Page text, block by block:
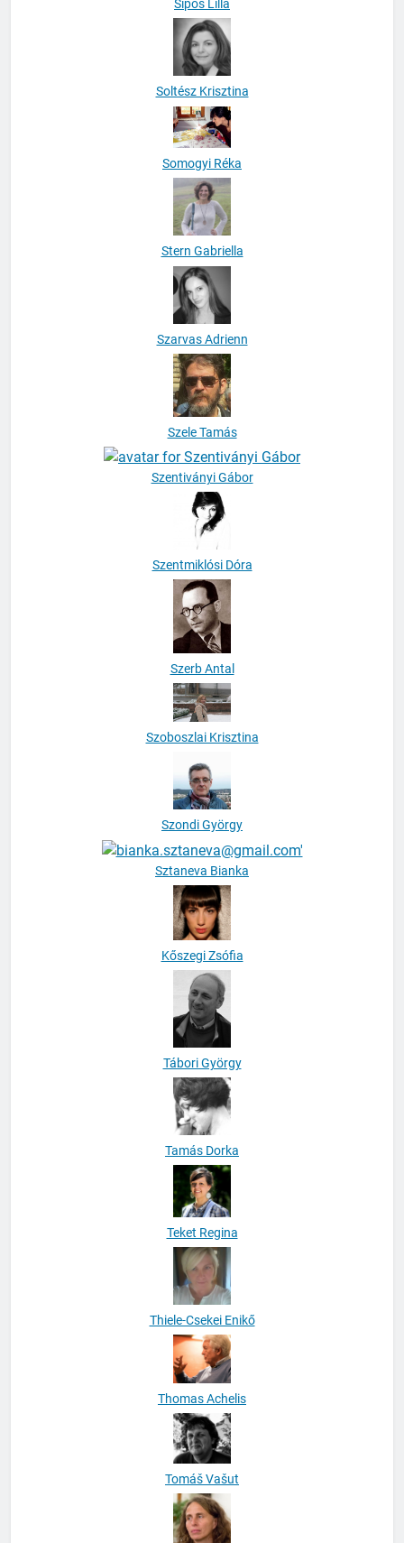
Sipos Lilla
Soltész Krisztina
Somogyi Réka
Stern Gabriella
Szarvas Adrienn
Szele Tamás
Szentiványi Gábor
Szentmiklósi Dóra
Szerb Antal
Szoboszlai Krisztina
Szondi György
Sztaneva Bianka
Kőszegi Zsófia
Tábori György
Tamás Dorka
Teket Regina
Thiele-Csekei Enikő
Thomas Achelis
Tomáš Vašut